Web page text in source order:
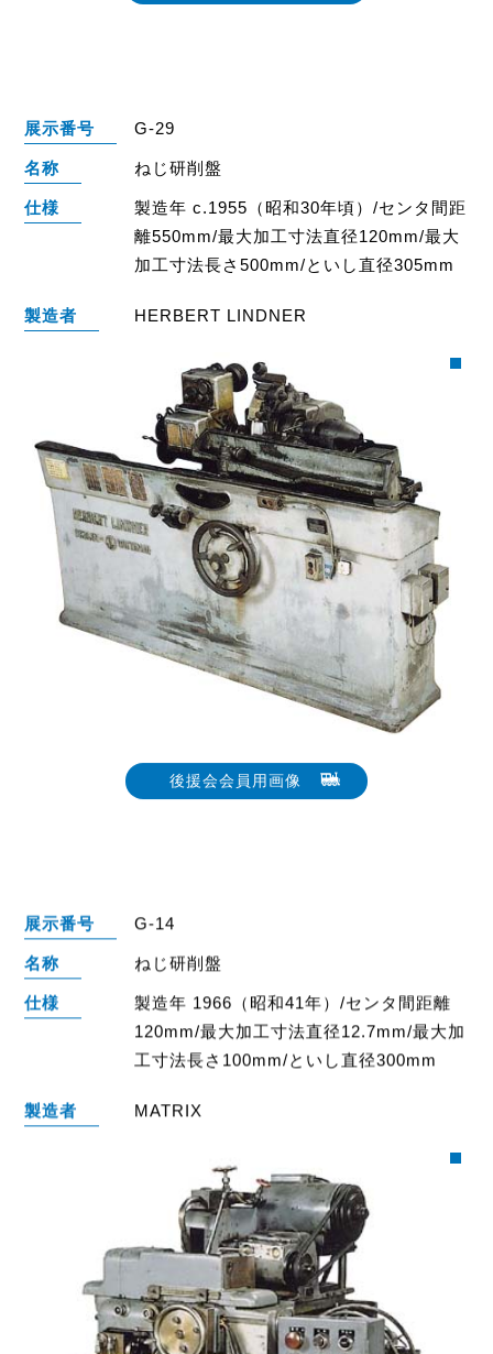
展示番号 G-29
名称 ねじ研削盤
仕様
製造年 c.1955（昭和30年頃）/センタ間距
離550mm/最大加工寸法直径120mm/最大
加工寸法長さ500mm/といし直径305mm
製造者 HERBERT LINDNER
後援会会員用画像
展示番号 G-14
名称 ねじ研削盤
仕様
製造年 1966（昭和41年）/センタ間距離
120mm/最大加工寸法直径12.7mm/最大加
工寸法長さ100mm/といし直径300mm
製造者 MATRIX